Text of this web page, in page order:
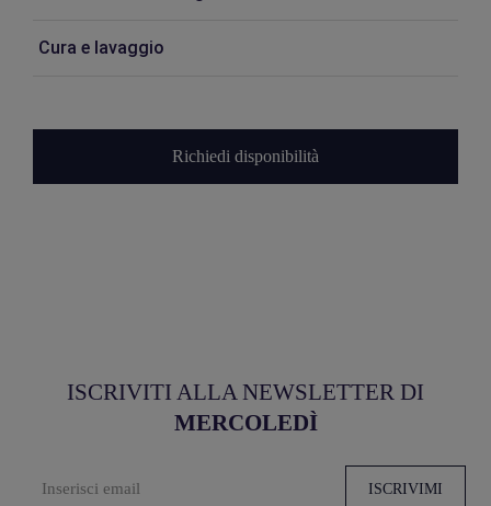
Cura e lavaggio
Richiedi disponibilità
ISCRIVITI ALLA NEWSLETTER DI
MERCOLEDÌ
ISCRIVIMI